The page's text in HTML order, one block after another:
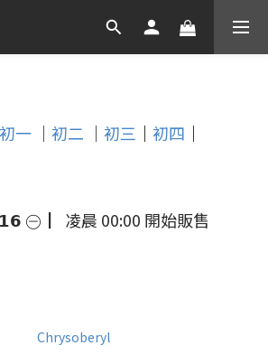
初一 ｜ 初二 ｜ 初三 ｜ 初四 ｜
㊀ ▏凌晨 00:00 開始販售